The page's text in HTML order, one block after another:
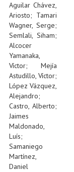
Aguilar Chávez,
Ariosto; Tamari
Wagner, Serge;
Semlali, Siham;
Alcocer
Yamanaka,
Víctor; Mejía
Astudillo, Víctor;
López Vázquez,
Alejandro;
Castro, Alberto;
Jaimes
Maldonado,
Luís;
Samaniego
Martínez,
Daniel